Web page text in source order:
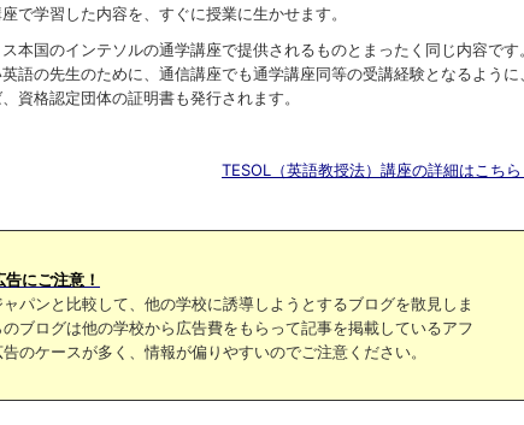
で学習した内容を、すぐに授業に生かせます。
本国のインテソルの通学講座で提供されるものとまったく同じ内容です
語の先生のために、通信講座でも通学講座同等の受講経験となるように
資格認定団体の証明書も発行されます。
TESOL（英語教授法）講座の詳細はこち
にご注意！
パンと比較して、他の学校に誘導しようとするブログを散見しま
ブログは他の学校から広告費をもらって記事を掲載しているアフ
のケースが多く、情報が偏りやすいのでご注意ください。